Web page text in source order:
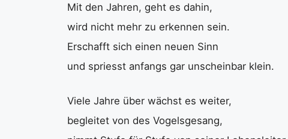
Mit den Jahren, geht es dahin,
wird nicht mehr zu erkennen sein.
Erschafft sich einen neuen Sinn
und spriesst anfangs gar unscheinbar klein.
Viele Jahre über wächst es weiter,
begleitet von des Vogelsgesang,